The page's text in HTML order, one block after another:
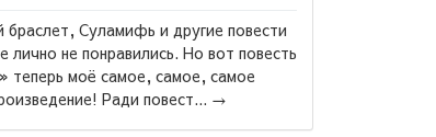
/
Китоби бехтарин ба ман махкул шуд ва бо
дастрас ❤️...→